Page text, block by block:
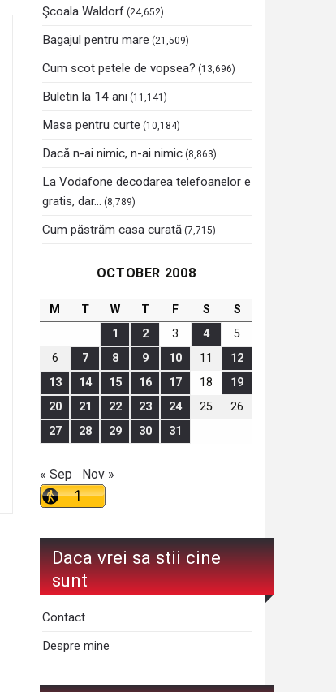
Şcoala Waldorf (24,652)
Bagajul pentru mare (21,509)
Cum scot petele de vopsea? (13,696)
Buletin la 14 ani (11,141)
Masa pentru curte (10,184)
Dacă n-ai nimic, n-ai nimic (8,863)
La Vodafone decodarea telefoanelor e
gratis, dar… (8,789)
Cum păstrăm casa curată (7,715)
OCTOBER 2008
M T W T F S
S
1
2 3 4
5
6
7 8 9 10 11
12
13
14 15 16 17 18
19
20
21 22 23 24 25
26
27
28 29 30 31
« Sep Nov »
Daca vrei sa stii cine
sunt
Contact
Despre mine